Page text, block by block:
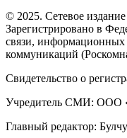
© 2025. Сетевое
Зарегистрировано в
связи,
коммуникаций
Свидетельство о
Учредитель СМИ:
Главный редактор: